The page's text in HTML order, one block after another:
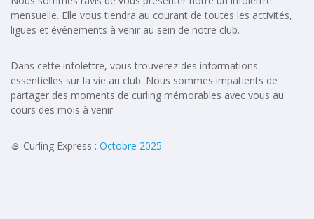
mensuelle. Elle vous tiendra au courant de toutes les activités,
ligues et événements à venir au sein de notre club.
Dans cette infolettre, vous trouverez des informations
essentielles sur la vie au club. Nous sommes impatients de
partager des moments de curling mémorables avec vous au
cours des mois à venir.
🥌 Curling Express : Octobre 2025